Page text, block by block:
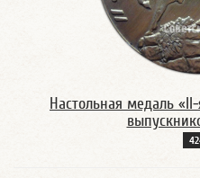
Настольная медаль